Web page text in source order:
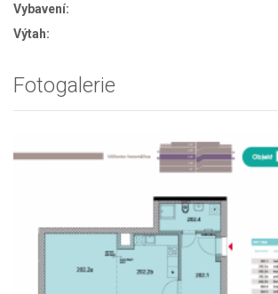
Vybavení:
Výtah:
Fotogalerie